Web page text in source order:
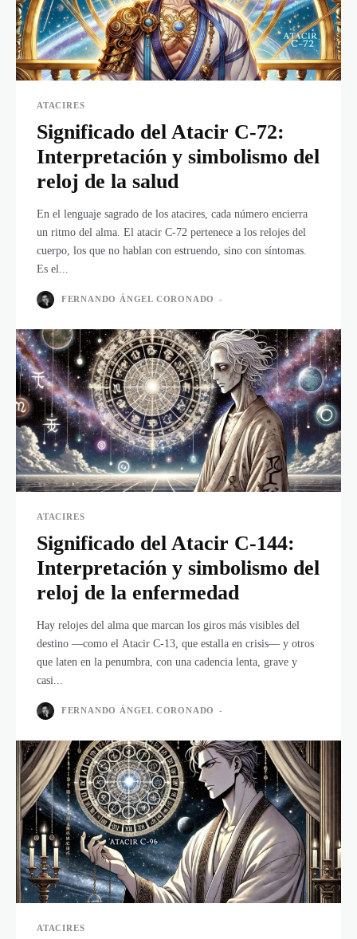
ATACIRES
Significado del Atacir C-72:
Interpretación y simbolismo del
reloj de la salud
En el lenguaje sagrado de los atacires, cada número encierra
un ritmo del alma. El atacir C-72 pertenece a los relojes del
cuerpo, los que no hablan con estruendo, sino con síntomas.
Es el...
FERNANDO ÁNGEL CORONADO -
ATACIRES
Significado del Atacir C-144:
Interpretación y simbolismo del
reloj de la enfermedad
Hay relojes del alma que marcan los giros más visibles del
destino —como el Atacir C-13, que estalla en crisis— y otros
que laten en la penumbra, con una cadencia lenta, grave y
casi...
FERNANDO ÁNGEL CORONADO -
ATACIRES